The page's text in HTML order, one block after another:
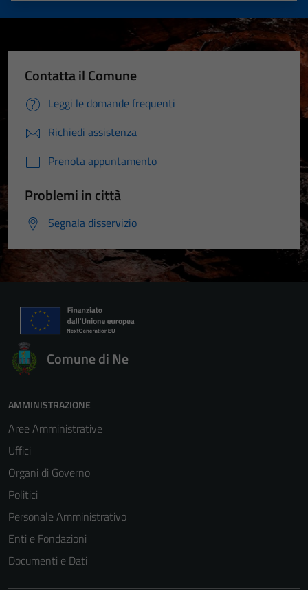
Contatta il Comune
Leggi le domande frequenti
Richiedi assistenza
Prenota appuntamento
Problemi in città
Segnala disservizio
Comune di Ne
AMMINISTRAZIONE
Aree Amministrative
Uffici
Organi di Governo
Politici
Personale Amministrativo
Enti e Fondazioni
Documenti e Dati
Tecnici
Questi cookie